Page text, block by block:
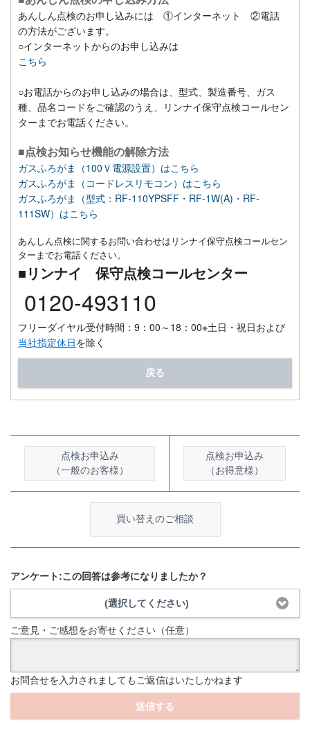
あんしん点検のお申し込みには ①インターネット ②電話
の方法がございます。
○インターネットからのお申し込みは
こちら
○お電話からのお申し込みの場合は、型式、製造番号、ガス
種、品名コードをご確認のうえ、リンナイ保守点検コールセン
ターまでお電話ください。
■点検お知らせ機能の解除方法
ガスふろがま（100Ｖ電源設置）はこちら
ガスふろがま（コードレスリモコン）はこちら
ガスふろがま（型式：RF-110YPSFF・RF-1W(A)・RF-
111SW）はこちら
あんしん点検に関するお問い合わせはリンナイ保守点検コールセン
ターまでお電話ください。
■リンナイ 保守点検コールセンター
0120-493110
フリーダイヤル受付時間：9：00～18：00※土日・祝日および
当社指定休日を除く
戻る
点検お申込み
（一般のお客様）
点検お申込み
（お得意様）
買い替えのご相談
アンケート:この回答は参考になりましたか？
(選択してください)
ご意見・ご感想をお寄せください（任意）
お問合せを入力されましてもご返信はいたしかねます
送信する